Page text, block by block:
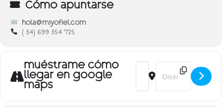
Cómo apuntarse
hola@miyofiel.com
( 34) 699 354 725
muéstrame cómo
llegar en google
maps
Address - Tantra
Destination